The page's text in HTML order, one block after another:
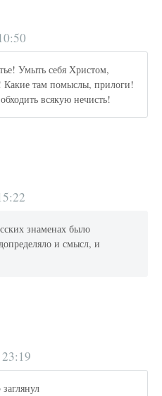
Умыть себя Христом,
Какие там помыслы, прилоги!
всякую нечисть!
знаменах было
и смысл, и